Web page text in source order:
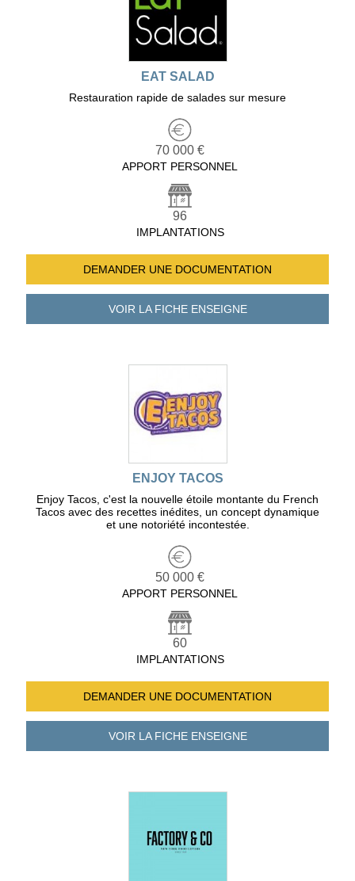
EAT SALAD
Restauration rapide de salades sur mesure
70 000 €
APPORT PERSONNEL
96
IMPLANTATIONS
DEMANDER UNE DOCUMENTATION
VOIR LA FICHEENSEIGNE
ENJOY TACOS
Enjoy Tacos, c'est la nouvelle étoile montante du French
Tacos avec des recettes inédites, un concept dynamique
et une notoriété incontestée.
50 000 €
APPORT PERSONNEL
60
IMPLANTATIONS
DEMANDER UNE DOCUMENTATION
VOIR LA FICHEENSEIGNE